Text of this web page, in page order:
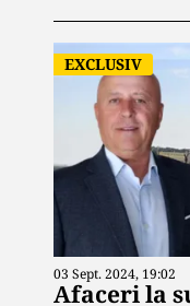
EXCLUSIV
03 Sept. 2024, 19:02
Afaceri la